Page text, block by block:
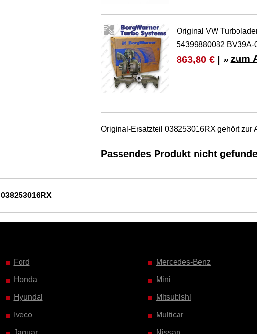
Original VW
54399880082 BV39A-
863,80 €| » zum
Original-Ersatzteil 038253016RX gehört zur
Passendes Produkt nicht
038253016RX
Ford
Honda
Hyundai
Iveco
Jaguar
Mercedes-Benz
Mini
Mitsubishi
Multicar
Nissan